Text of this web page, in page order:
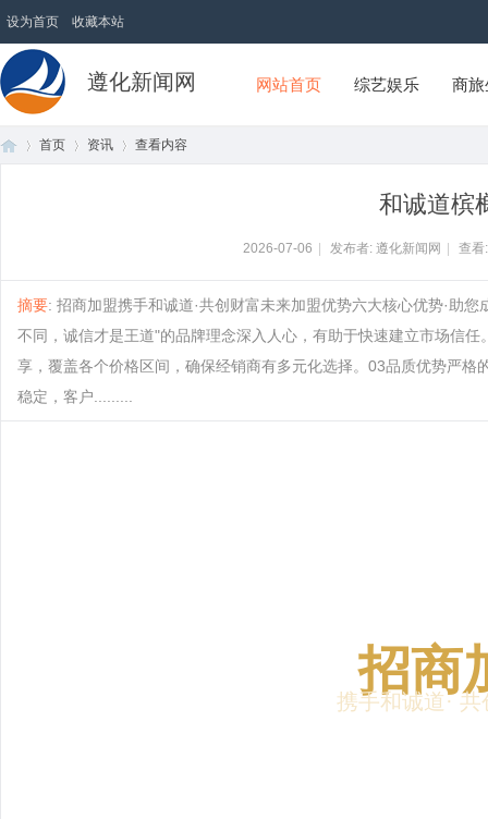
设为首页 收藏本站
遵化新闻网 网站首页 综艺娱乐 商
首页 资讯 查看内容
和诚道槟
2026-07-06 发布者: 遵化新闻网 查
摘要: 招商加盟携手和诚道·共创财富未来加盟优势六大核心优势·助
不同，诚信才是王道"的品牌理念深入人心，有助于快速建立市场信
享，覆盖各个价格区间，确保经销商有多元化选择。03品质优势严
稳定，客户.........
招商
携手和诚道·